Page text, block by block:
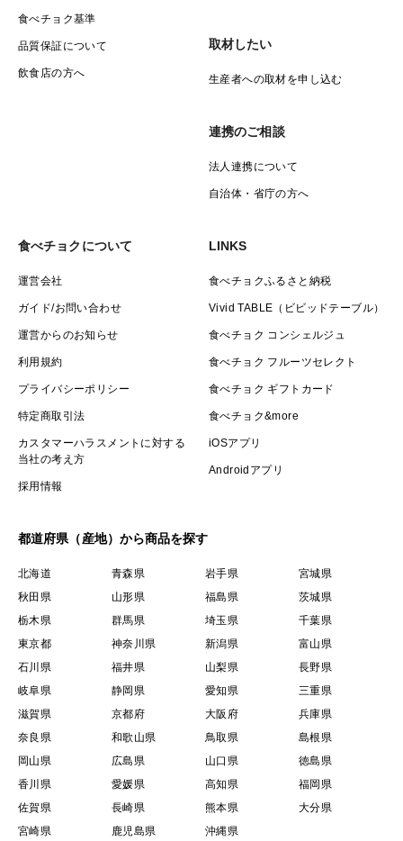
食べチョク基準
品質保証について
飲食店の方へ
取材したい
生産者への取材を申し込む
連携のご相談
法人連携について
自治体・省庁の方へ
食べチョクについて
運営会社
ガイド/お問い合わせ
運営からのお知らせ
利用規約
プライバシーポリシー
特定商取引法
カスタマーハラスメントに対する
当社の考え方
採用情報
LINKS
食べチョクふるさと納税
Vivid TABLE（ビビッドテーブル）
食べチョク コンシェルジュ
食べチョク フルーツセレクト
食べチョク ギフトカード
食べチョク&more
iOSアプリ
Androidアプリ
都道府県（産地）から商品を探す
北海道 青森県 岩手県
宮城県
秋田県
山形県 福島県
茨城県
栃木県
群馬県 埼玉県
千葉県
東京都
神奈川県 新潟県
富山県
石川県
福井県 山梨県
長野県
岐阜県
静岡県 愛知県
三重県
滋賀県
京都府 大阪府
兵庫県
奈良県
和歌山県 鳥取県
島根県
岡山県
広島県 山口県
徳島県
香川県
愛媛県 高知県
福岡県
佐賀県
長崎県 熊本県
大分県
宮崎県
鹿児島県 沖縄県